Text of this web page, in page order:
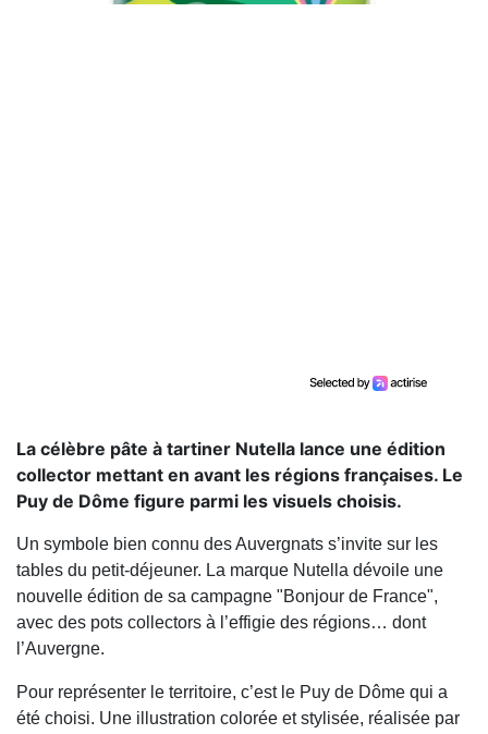
La célèbre pâte à tartiner Nutella lance une édition
collector mettant en avant les régions françaises. Le
Puy de Dôme figure parmi les visuels choisis.
Un symbole bien connu des Auvergnats s’invite sur les
tables du petit-déjeuner. La marque Nutella dévoile une
nouvelle édition de sa campagne "Bonjour de France",
avec des pots collectors à l’effigie des régions… dont
l’Auvergne.
Pour représenter le territoire, c’est le Puy de Dôme qui a
été choisi. Une illustration colorée et stylisée, réalisée par